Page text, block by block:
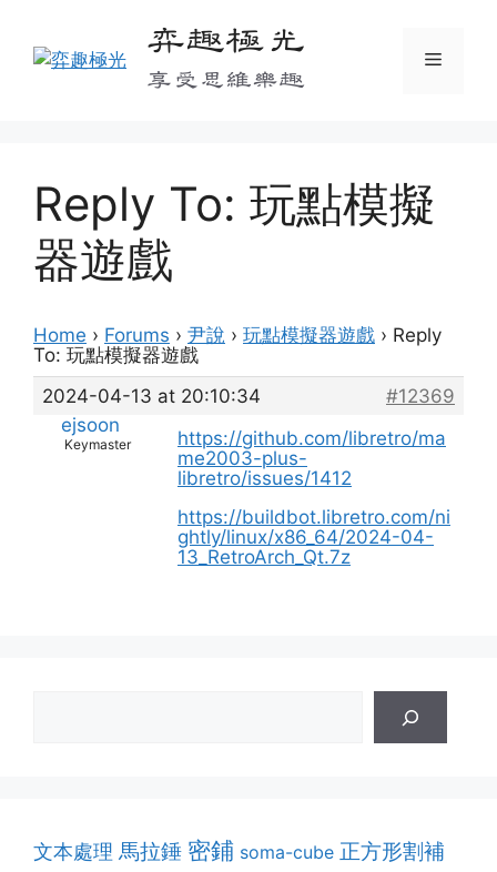
content
弈趣極光
享受思維樂趣
Menu
Reply To: 玩點模擬
器遊戲
Home › Forums › 尹說 › 玩點模擬器遊戲 › Reply
To: 玩點模擬器遊戲
2024-04-13 at 20:10:34
#12369
ejsoon
Keymaster
https://github.com/libretro/ma
me2003-plus-
libretro/issues/1412
https://buildbot.libretro.com/ni
ghtly/linux/x86_64/2024-04-
13_RetroArch_Qt.7z
文本處理 馬拉錘 密鋪 soma-cube 正方形割補